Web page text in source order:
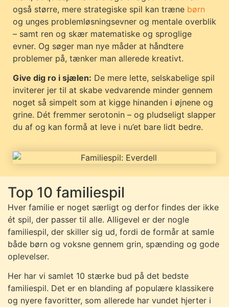
også større, mere strategiske spil kan træne børn
og unges problemløsningsevner og mentale overblik
– samt ren og skær matematiske og sproglige
evner. Og søger man nye måder at håndtere
problemer på, tænker man allerede kreativt.
Give dig ro i sjælen: De mere lette, selskabelige spil
inviterer jer til at skabe vedvarende minder gennem
noget så simpelt som at kigge hinanden i øjnene og
grine. Dét fremmer serotonin – og pludseligt slapper
du af og kan formå at leve i nu’et bare lidt bedre.
Top 10 familiespil
Hver familie er noget særligt og derfor findes der ikke
ét spil, der passer til alle. Alligevel er der nogle
familiespil, der skiller sig ud, fordi de formår at samle
både børn og voksne gennem grin, spænding og gode
oplevelser.
Her har vi samlet 10 stærke bud på det bedste
familiespil. Det er en blanding af populære klassikere
og nyere favoritter, som allerede har vundet hjerter i